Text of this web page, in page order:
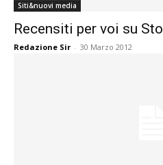
Siti&nuovi media
Recensiti per voi su
Redazione Sir - 30 Marzo 2012